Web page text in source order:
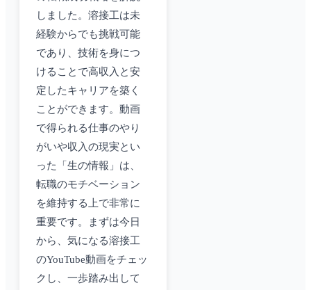
しました。溶接工は未
経験からでも挑戦可能
であり、技術を身につ
けることで高収入と安
定したキャリアを築く
ことができます。動画
で得られる仕事のやり
がいや収入の現実とい
った「生の情報」は、
転職のモチベーション
を維持する上で非常に
重要です。まずは今日
から、気になる溶接工
のYouTube動画をチェッ
クし、一歩踏み出して